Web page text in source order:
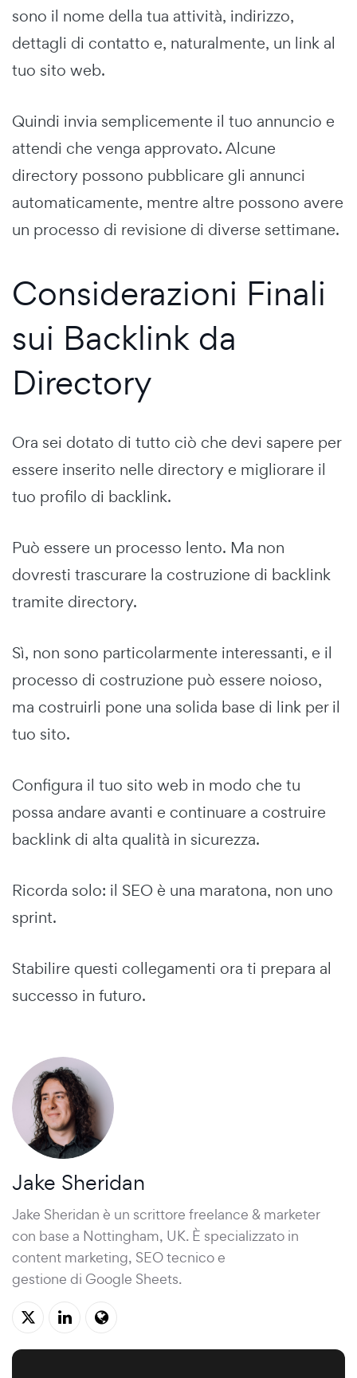
sono il nome della tua attività, indirizzo,
dettagli di contatto e, naturalmente, un link al
tuo sito web.
Quindi invia semplicemente il tuo annuncio e
attendi che venga approvato. Alcune
directory possono pubblicare gli annunci
automaticamente, mentre altre possono avere
un processo di revisione di diverse settimane.
Considerazioni Finali
sui Backlink da
Directory
Ora sei dotato di tutto ciò che devi sapere per
essere inserito nelle directory e migliorare il
tuo profilo di backlink.
Può essere un processo lento. Ma non
dovresti trascurare la costruzione di backlink
tramite directory.
Sì, non sono particolarmente interessanti, e il
processo di costruzione può essere noioso,
ma costruirli pone una solida base di link per il
tuo sito.
Configura il tuo sito web in modo che tu
possa andare avanti e continuare a costruire
backlink di alta qualità in sicurezza.
Ricorda solo: il SEO è una maratona, non uno
sprint.
Stabilire questi collegamenti ora ti prepara al
successo in futuro.
Jake Sheridan
Jake Sheridan è un scrittore freelance & marketer
con base a Nottingham, UK. È specializzato in
content marketing, SEO tecnico e
gestione di Google Sheets.